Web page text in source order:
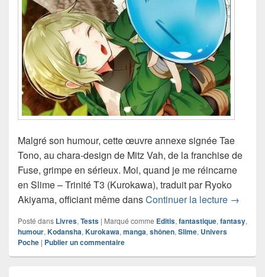
Malgré son humour, cette œuvre annexe signée Tae
Tono, au chara-design de Mitz Vah, de la franchise de
Fuse, grimpe en sérieux. Moi, quand je me réincarne
en Slime – Trinité T3 (Kurokawa), traduit par Ryoko
Akiyama, officiant même dansContinuer la lecture →
Posté dans Livres, Tests | Marqué comme Editis, fantastique, fantasy,
humour, Kodansha, Kurokawa, manga, shônen, Slime, Univers
Poche | Publier un commentaire